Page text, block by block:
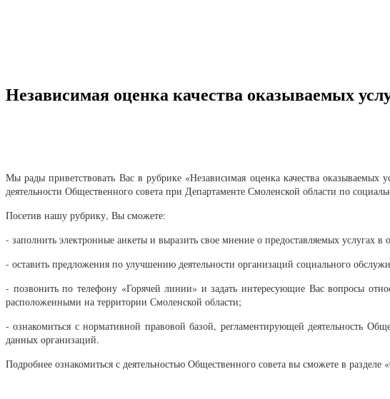
Независимая оценка качества оказываемых
Мы рады приветствовать Вас в рубрике «Независимая оценка качества
деятельности Общественного совета при Департаменте Смоленской области по
Посетив нашу рубрику, Вы сможете:
- заполнить электронные анкеты и выразить свое мнение о предоставляемых услугах в
- оставить предложения по улучшению деятельности организаций социального
- позвонить по телефону «Горячей линии» и задать интересующие Вас вопросы
расположенными на территории Смоленской области;
- ознакомиться с нормативной правовой базой, регламентирующей деятельность
данных организаций.
Подробнее ознакомиться с деятельностью Общественного совета вы сможете в